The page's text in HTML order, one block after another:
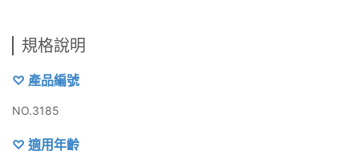
規格說明
♡ 產品編號
NO.3185
♡ 適用年齡